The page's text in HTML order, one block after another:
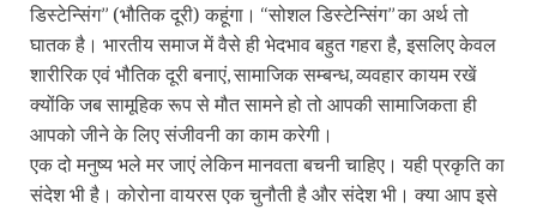
डिस्टेन्सिंग’’ (भौतिक दूरी) कहूंगा। ‘‘सोशल डिस्टेन्सिंग’’का अर्थ तो
घातक है। भारतीय समाज में वैसे ही भेदभाव बहुत गहरा है, इसलिए केवल
शारीरिक एवं भौतिक दूरी बनाएं,सामाजिक सम्बन्ध,व्यवहार कायम रखें
क्योंकि जब सामूहिक रूप से मौत सामने हो तो आपकी सामाजिकता ही
आपको जीने के लिए संजीवनी का काम करेगी।
एक दो मनुष्य भले मर जाएं लेकिन मानवता बचनी चाहिए। यही प्रकृति का
संदेश भी है। कोरोना वायरस एक चुनौती है और संदेश भी। क्या आप इसे